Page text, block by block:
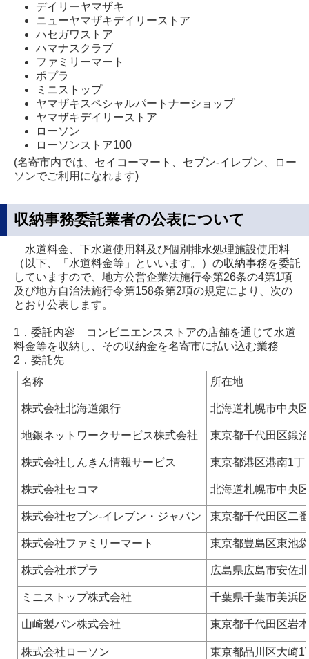
デイリーヤマザキ
ニューヤマザキデイリーストア
ハセガワストア
ハマナスクラブ
ファミリーマート
ポプラ
ミニストップ
ヤマザキスペシャルパートナーショップ
ヤマザキデイリーストア
ローソン
ローソンストア100
(名寄市内では、セイコーマート、セブン‐イレブン、ロー
ソンでご利用になれます)
収納事務委託業者の公表について
水道料金、下水道使用料及び個別排水処理施設使用料
（以下、「水道料金等」といいます。）の収納事務を委託
していますので、地方公営企業法施行令第26条の4第1項
及び地方自治法施行令第158条第2項の規定により、次の
とおり公表します。
1．委託内容 コンビニエンスストアの店舗を通じて水道
料金等を収納し、その収納金を名寄市に払い込む業務
2．委託先
名称
所在地
株式会社北海道銀行 北海道札幌市中央
地銀ネットワークサービス株式会社 東京都千代田区鍛
株式会社しんきん情報サービス 東京都港区港南1丁
株式会社セコマ 北海道札幌市中央
株式会社セブン‐イレブン・ジャパン 東京都千代田区二
株式会社ファミリーマート 東京都豊島区東池
株式会社ポプラ 広島県広島市安佐
ミニストップ株式会社 千葉県千葉市美浜
山崎製パン株式会社 東京都千代田区岩
株式会社ローソン 東京都品川区大崎1